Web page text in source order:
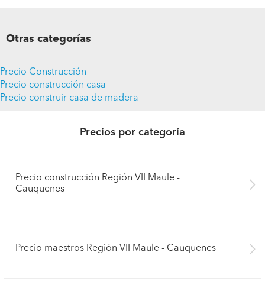
Otras categorías
Precio Construcción
Precio construcción casa
Precio construir casa de madera
Precios por categoría
Precio construcción Región VII Maule -
Cauquenes
Precio maestros Región VII Maule - Cauquenes